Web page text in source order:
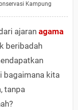
Kampung
ajaran agama
beribadah
bagaimana kita
tanpa